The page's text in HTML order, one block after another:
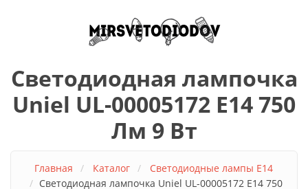
Светодиодная лампочка
Uniel UL-00005172 E14 750
Лм 9 Вт
Главная Каталог
Светодиодные лампы E14
Светодиодная лампочка Uniel UL-00005172 E14 750